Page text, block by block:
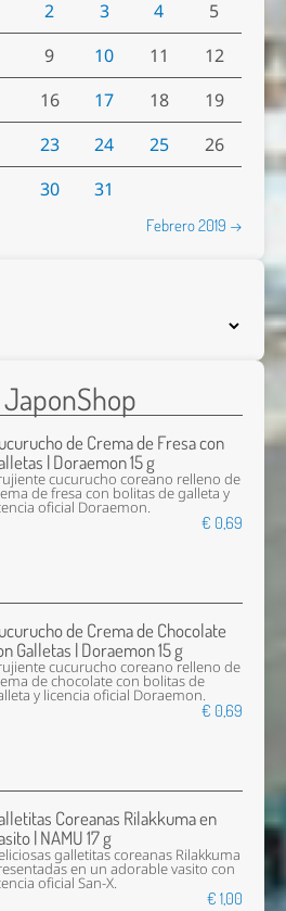
2 3 4
5
9 10 11
12
16 17 18
19
23 24 25
26
30 31
Febrero 2019 →
de Crema de Fresa con
| Doraemon 15 g
cucurucho coreano relleno de
de fresa con bolitas de galleta y
oficial Doraemon.
€ 0,69
de Crema de Chocolate
Galletas | Doraemon 15 g
cucurucho coreano relleno de
de chocolate con bolitas de
y licencia oficial Doraemon.
€ 0,69
Coreanas Rilakkuma en
| NAMU 17 g
galletitas coreanas Rilakkuma
en un adorable vasito con
oficial San-X.
€ 1,00